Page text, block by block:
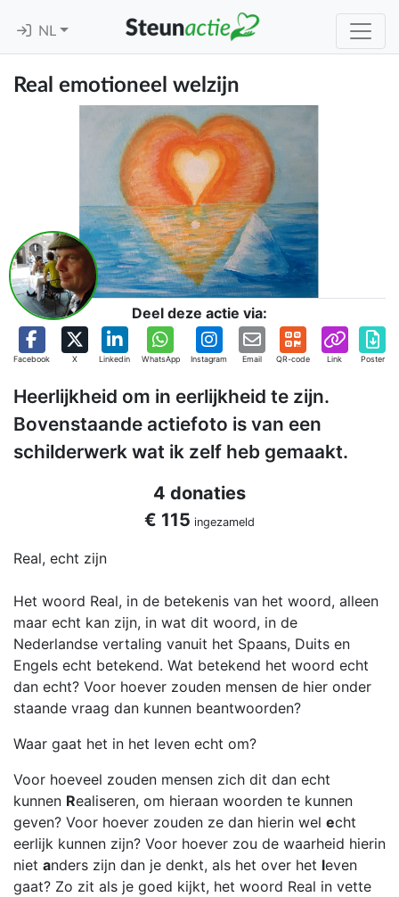
NL
Real emotioneel welzijn
Deel deze actie via:
Facebook X Linkedin WhatsApp Instagram Email QR-code Link Poster
Heerlijkheid om in eerlijkheid te zijn.
Bovenstaande actiefoto is van een
schilderwerk wat ik zelf heb gemaakt.
4 donaties
€ 115 ingezameld
Real, echt zijn
Het woord Real, in de betekenis van het woord, alleen
maar echt kan zijn, in wat dit woord, in de
Nederlandse vertaling vanuit het Spaans, Duits en
Engels echt betekend. Wat betekend het woord echt
dan echt? Voor hoever zouden mensen de hier onder
staande vraag dan kunnen beantwoorden?
Waar gaat het in het leven echt om?
Voor hoeveel zouden mensen zich dit dan echt
kunnen Realiseren, om hieraan woorden te kunnen
geven? Voor hoever zouden ze dan hierin wel echt
eerlijk kunnen zijn? Voor hoever zou de waarheid hierin
niet anders zijn dan je denkt, als het over het leven
gaat? Zo zit als je goed kijkt, het woord Real in vette